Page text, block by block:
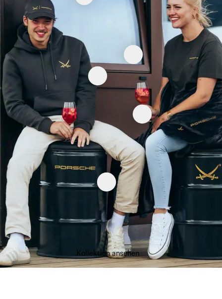
Kollektion ansehen